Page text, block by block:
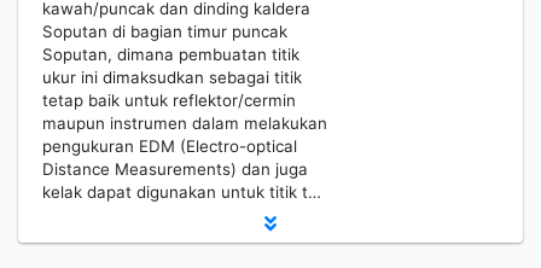
kawah/puncak dan dinding kaldera
Soputan di bagian timur puncak
Soputan, dimana pembuatan titik
ukur ini dimaksudkan sebagai titik
tetap baik untuk reflektor/cermin
maupun instrumen dalam melakukan
pengukuran EDM (Electro-optical
Distance Measurements) dan juga
kelak dapat digunakan untuk titik t…